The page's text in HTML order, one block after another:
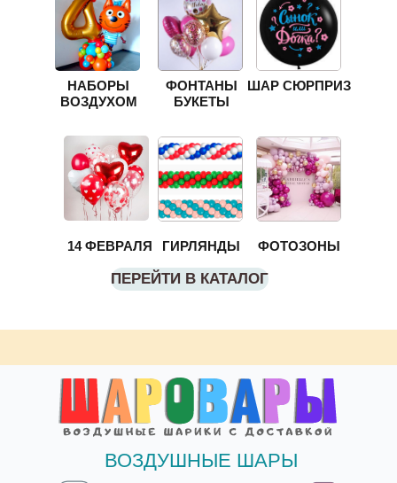
ФОНТАНЫ
БУКЕТЫ
ШАР СЮРПРИЗ
ГИРЛЯНДЫ
ПЕРЕЙТИ В КАТАЛОГ
ФОТОЗОНЫ
14 ФЕВРАЛЯ
НАБОРЫ
ВОЗДУХОМ
ВОЗДУШНЫЕ ШАРЫ